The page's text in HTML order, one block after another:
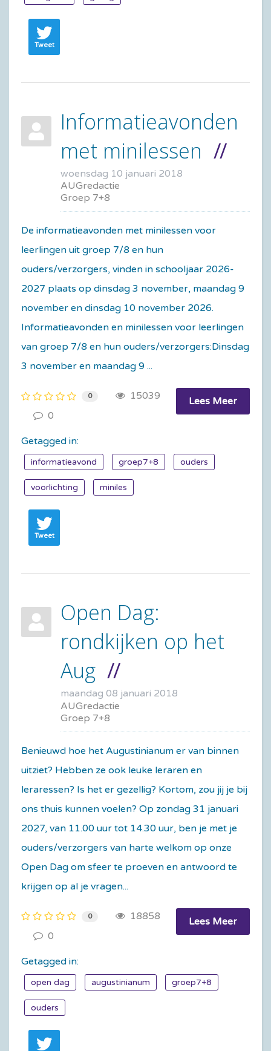
Tweet
Informatieavonden
met minilessen
woensdag 10 januari 2018
AUGredactie
Groep 7+8
De informatieavonden met minilessen voor
leerlingen uit groep 7/8 en hun
ouders/verzorgers, vinden in schooljaar 2026-
2027 plaats op dinsdag 3 november, maandag 9
november en dinsdag 10 november 2026.
Informatieavonden en minilessen voor leerlingen
van groep 7/8 en hun ouders/verzorgers:Dinsdag
3 november en maandag 9 ...
Lees Meer
0
15039
0
Getagged in:
informatieavond groep7+8 ouders
voorlichting miniles
Tweet
Open Dag:
rondkijken op het
Aug
maandag 08 januari 2018
AUGredactie
Groep 7+8
Benieuwd hoe het Augustinianum er van binnen
uitziet? Hebben ze ook leuke leraren en
leraressen? Is het er gezellig? Kortom, zou jij je bij
ons thuis kunnen voelen? Op zondag 31 januari
2027, van 11.00 uur tot 14.30 uur, ben je met je
ouders/verzorgers van harte welkom op onze
Open Dag om sfeer te proeven en antwoord te
krijgen op al je vragen...
Lees Meer
0
18858
0
Getagged in:
open dag augustinianum groep7+8
ouders